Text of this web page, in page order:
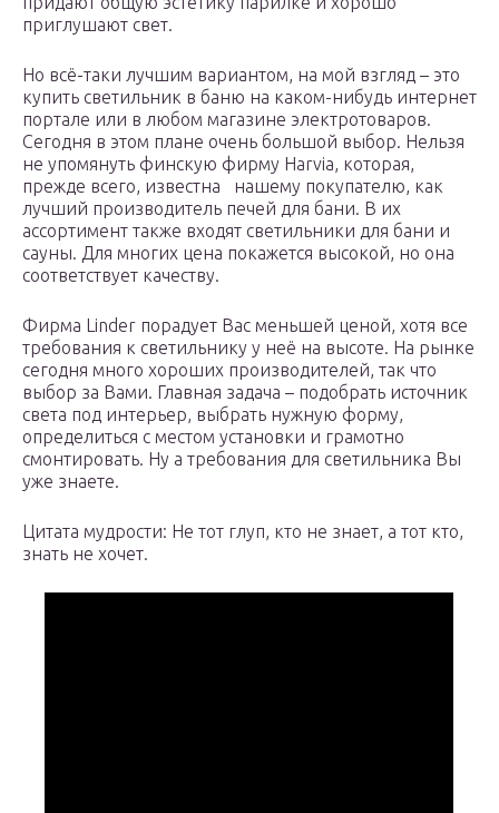
приглушают свет.
Но всё-таки лучшим вариантом, на мой взгляд – это
купить светильник в баню на каком-нибудь интернет
портале или в любом магазине электротоваров.
Сегодня в этом плане очень большой выбор. Нельзя
не упомянуть финскую фирму Harvia, которая,
прежде всего, известна нашему покупателю, как
лучший производитель печей для бани. В их
ассортимент также входят светильники для бани и
сауны. Для многих цена покажется высокой, но она
соответствует качеству.
Фирма Linder порадует Вас меньшей ценой, хотя все
требования к светильнику у неё на высоте. На рынке
сегодня много хороших производителей, так что
выбор за Вами. Главная задача – подобрать источник
света под интерьер, выбрать нужную форму,
определиться с местом установки и грамотно
смонтировать. Ну а требования для светильника Вы
уже знаете.
Цитата мудрости: Не тот глуп, кто не знает, а тот кто,
знать не хочет.